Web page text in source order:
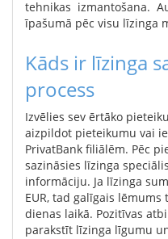
tehnikas izmantošana.
īpašumā pēc visu līzinga
Kāds ir līzinga
process
Izvēlies sev ērtāko
aizpildot pieteikumu vai
PrivatBank filiālēm. Pēc
sazināsies līzinga
informāciju. Ja līzinga
EUR, tad galīgais
dienas laikā. Pozitīvas
parakstīt līzinga līgumu